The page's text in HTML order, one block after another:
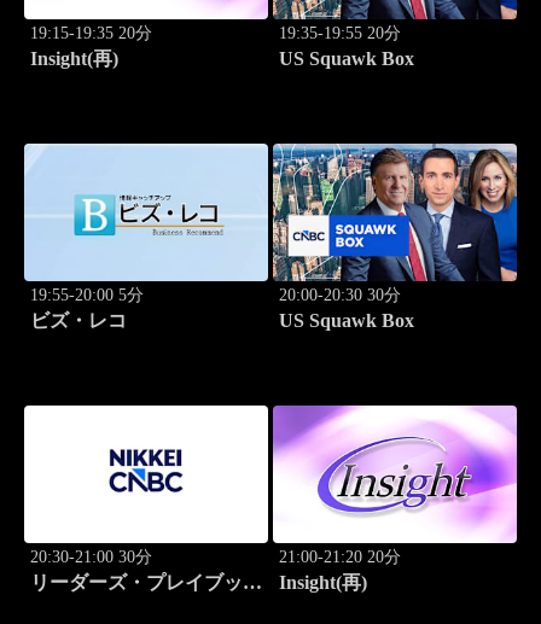
19:15-19:35 20分
Insight(再)
19:35-19:55 20分
US Squawk Box
19:55-20:00 5分
ビズ・レコ
20:00-20:30 30分
US Squawk Box
20:30-21:00 30分
リーダーズ・プレイブック
21:00-21:20 20分
Insight(再)